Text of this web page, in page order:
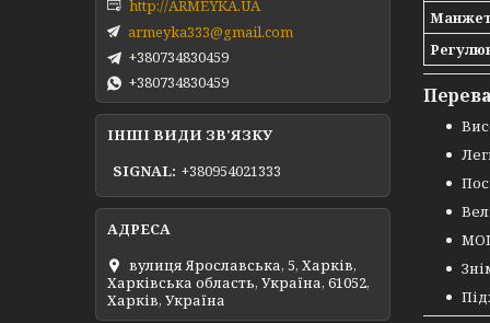
http://ARMEYKA.UA
armeyka333@gmail.com
+380734830459
+380734830459
ІНШІ ВИДИ ЗВ'ЯЗКУ
SIGNAL +380954021333
вулиця Ярославська, 5, Харків,
Харківська область, Україна, 61052,
Харків, Україна